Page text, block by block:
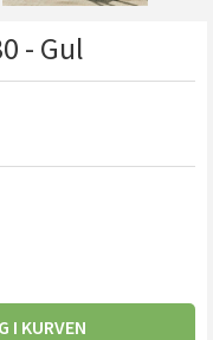
- Gul
I KURVEN